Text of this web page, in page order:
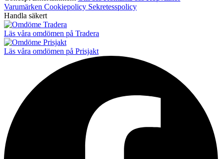
Varumärken Cookiepolicy Sekretesspolicy
Handla säkert
Läs våra omdömen på Tradera
Läs våra omdömen på Prisjakt